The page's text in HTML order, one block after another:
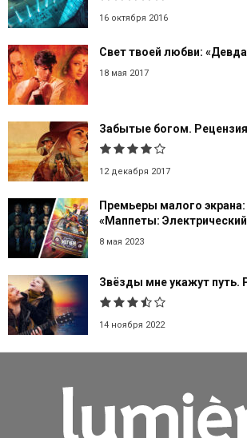
16 октября 2016
Свет твоей любви:
18 мая 2017
Забытые богом. Рецензия
12 декабря 2017
Премьеры малого экрана:
«Маппеты:
8 мая 2023
Звёзды мне укажут путь.
14 ноября 2022